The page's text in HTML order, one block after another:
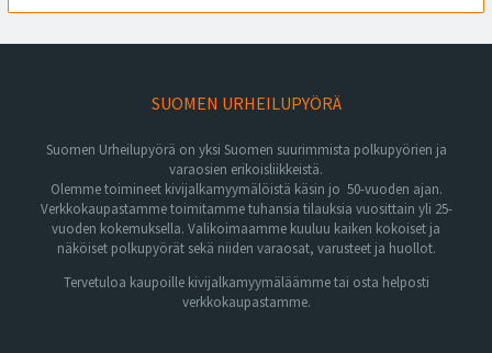
SUOMEN URHEILUPYÖRÄ
Suomen Urheilupyörä on yksi Suomen suurimmista polkupyörien ja
varaosien erikoisliikkeistä.
Olemme toimineet kivijalkamyymälöistä käsin jo 50-vuoden ajan.
Verkkokaupastamme toimitamme tuhansia tilauksia vuosittain yli 25-
vuoden kokemuksella. Valikoimaamme kuuluu kaiken kokoiset ja
näköiset polkupyörät sekä niiden varaosat, varusteet ja huollot.
Tervetuloa kaupoille kivijalkamyymäläämme tai osta helposti
verkkokaupastamme.